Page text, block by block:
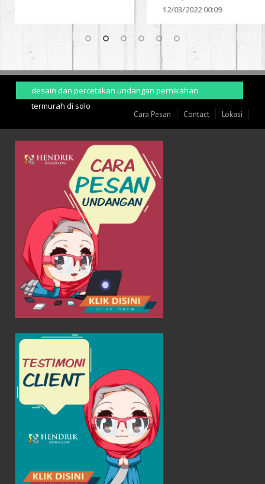
eduardabdoo wrote
desain dan percetakan undangan pernikahan
termurah di solo
Cara Pesan Contact Lokasi